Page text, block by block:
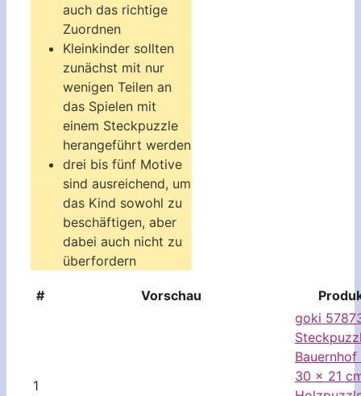
auch das richtige
Zuordnen
Kleinkinder sollten
zunächst mit nur
wenigen Teilen an
das Spielen mit
einem Steckpuzzle
herangeführt werden
drei bis fünf Motive
sind ausreichend, um
das Kind sowohl zu
beschäftigen, aber
dabei auch nicht zu
überfordern
# Vorschau
1
goki
Bauernhof
30 x 21